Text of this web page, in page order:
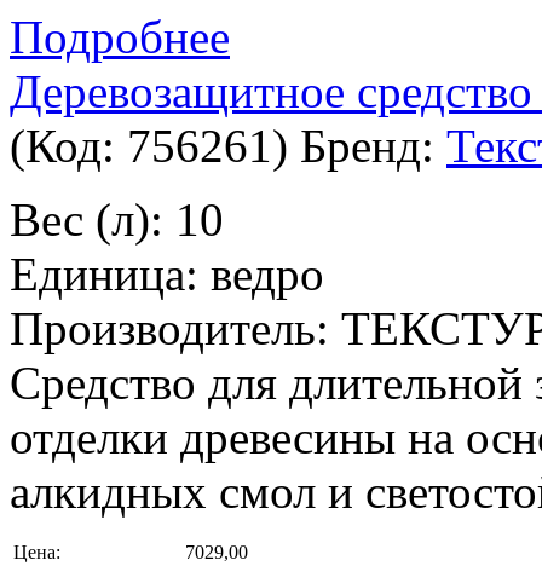
Подробнее
Деревозащитное
(Код: 756261) Бренд:
Вес (л): 10
Единица: ведро
Производитель:
Средство для
отделки древесины на
алкидных смол и
Цена:
7029,00